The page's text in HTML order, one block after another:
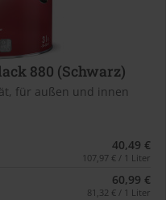
880 (Schwarz)
für außen und innen
40,49 €
107,97 € / 1 Liter
60,99 €
81,32 € / 1 Liter